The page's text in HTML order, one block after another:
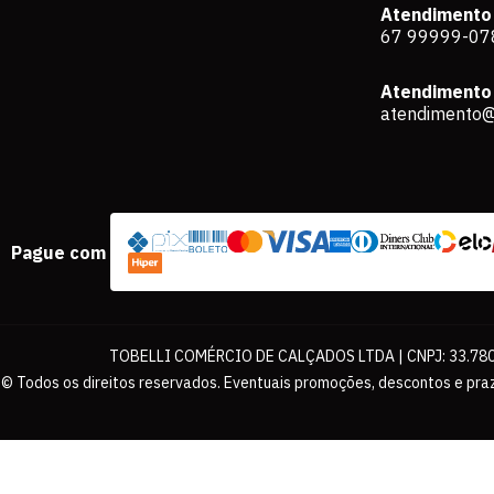
67 99999-
Atendimento
Pague com
TOBELLI COMÉRCIO DE CALÇADOS LTDA | CNPJ:
© Todos os direitos reservados. Eventuais promoções, descontos e